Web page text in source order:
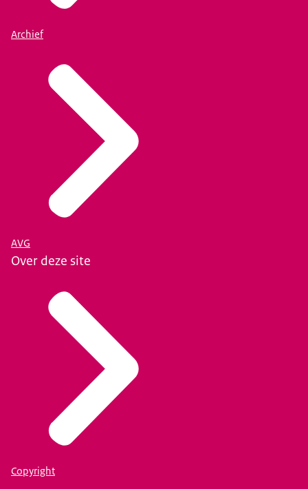
Archief
AVG
Over deze site
Copyright